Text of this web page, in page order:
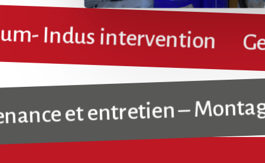
Indus intervention
et entretien – Montage